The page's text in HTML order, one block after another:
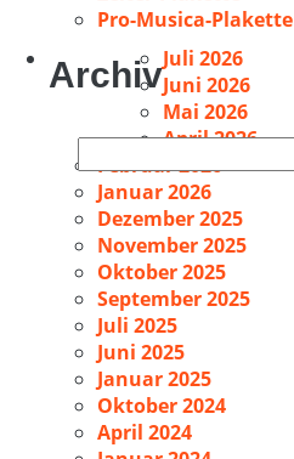
nach:
Pro-Musica-Plakette
ArchivJuli 2026
Juni 2026
Mai 2026
April 2026
Februar 2026
Januar 2026
Dezember 2025
November 2025
Oktober 2025
September 2025
Juli 2025
Juni 2025
Januar 2025
Oktober 2024
April 2024